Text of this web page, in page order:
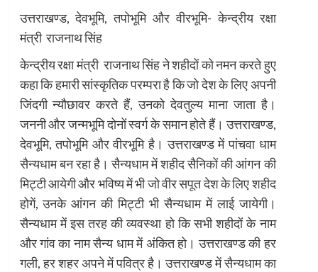
उत्तराखण्ड, देवभूमि, तपोभूमि और वीरभूमि- केन्द्रीय रक्षा
मंत्री राजनाथ सिंह
केन्द्रीय रक्षा मंत्री राजनाथ सिंह ने शहीदों को नमन करते हुए
कहा कि हमारी सांस्कृतिक परम्परा है कि जो देश के लिए अपनी
जिंदगी न्यौछावर करते हैं, उनको देवतुल्य माना जाता है।
जननी और जन्मभूमि दोनों स्वर्ग के समान होते हैं। उत्तराखण्ड,
देवभूमि, तपोभूमि और वीरभूमि है। उत्तराखण्ड में पांचवा धाम
सैन्यधाम बन रहा है। सैन्यधाम में शहीद सैनिकों की आंगन की
मिट्टी आयेगी और भविष्य में भी जो वीर सपूत देश के लिए शहीद
होगें, उनके आंगन की मिट्टी भी सैन्यधाम में लाई जायेगी।
सैन्यधाम में इस तरह की व्यवस्था हो कि सभी शहीदों के नाम
और गांव का नाम सैन्य धाम में अंकित हो। उत्तराखण्ड की हर
गली, हर शहर अपने में पवित्र है। उत्तराखण्ड में सैन्यधाम का